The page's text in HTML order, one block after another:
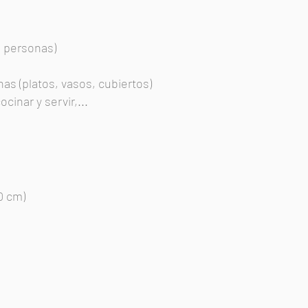
personas)
(platos, vasos, cubiertos)
y servir,...
cm)